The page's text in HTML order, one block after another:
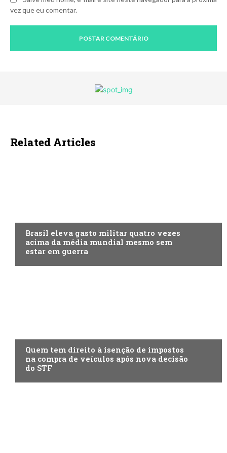
vez que eu comentar.
Related Articles
Brasil eleva gasto militar quatro vezes
acima da média mundial mesmo sem
estar em guerra
Quem tem direito à isenção de impostos
na compra de veículos após nova decisão
do STF